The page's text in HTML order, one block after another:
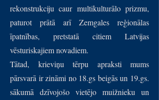
rekonstrukciju caur multikulturālo prizmu,
paturot prātā arī Zemgales reģionālas
īpatnības, pretstatā citiem Latvijas
vēsturiskajiem novadiem.
Tātad, krieviņu tērpu apraksti mums
pārsvarā ir zināmi no 18.gs beigās un 19.gs.
sākumā dzīvojošo vietējo muižnieku un